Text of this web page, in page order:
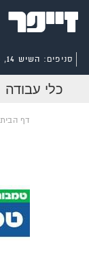
סניפים: השיש 14, נתניה | אריה רגב 17, נתניה
כלי עבודה
דף הבית